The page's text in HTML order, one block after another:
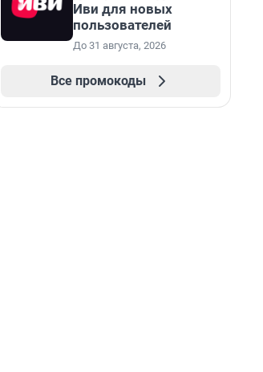
Иви для новых
пользователей
До 31 августа, 2026
Все промокоды